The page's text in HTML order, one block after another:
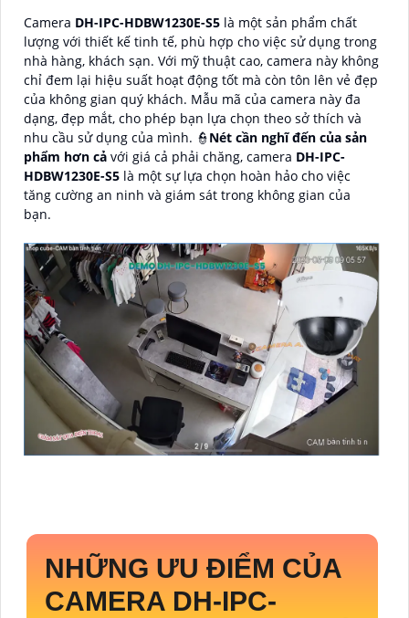
Camera DH-IPC-HDBW1230E-S5 là một sản phẩm chất
lượng với thiết kế tinh tế, phù hợp cho việc sử dụng trong
nhà hàng, khách sạn. Với mỹ thuật cao, camera này không
chỉ đem lại hiệu suất hoạt động tốt mà còn tôn lên vẻ đẹp
của không gian quý khách. Mẫu mã của camera này đa
dạng, đẹp mắt, cho phép bạn lựa chọn theo sở thích và
nhu cầu sử dụng của mình. 👮Nét cần nghĩ đến của sản
phẩm hơn cả với giá cả phải chăng, camera DH-IPC-
HDBW1230E-S5 là một sự lựa chọn hoàn hảo cho việc
tăng cường an ninh và giám sát trong không gian của
bạn.
NHỮNG ƯU ĐIỂM CỦA
CAMERA DH-IPC-